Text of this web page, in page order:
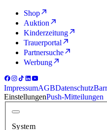
Shop
Auktion
Kinderzeitung
Trauerportal
Partnersuche
Werbung
ImpressumAGBDatenschutz
EinstellungenPush-Mitteilungen
System